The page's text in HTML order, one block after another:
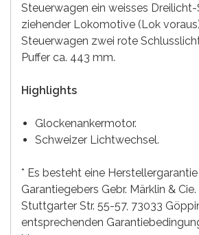
Steuerwagen ein weisses
ziehender Lokomotive (Lok
Steuerwagen zwei rote
Puffer ca. 443 mm.
Highlights
Glockenankermotor.
Schweizer Lichtwechsel.
* Es besteht eine
Garantiegebers Gebr. Märklin & Cie.
Stuttgarter Str. 55-57, 73033
entsprechenden